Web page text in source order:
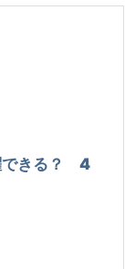
できる？ 4